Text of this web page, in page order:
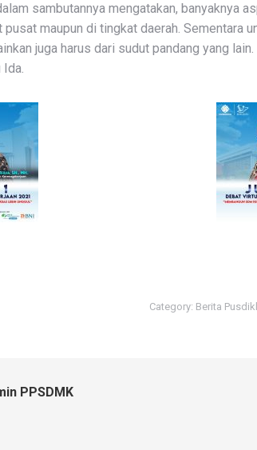
sambutannya mengatakan, banyaknya
maupun di tingkat daerah.
juga harus dari sudut pandang yang
Ida.
Category: Berita
PPSDMK